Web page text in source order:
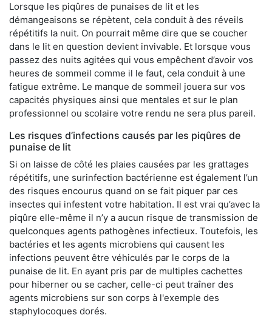
Lorsque les piqûres de punaises de lit et les
démangeaisons se répètent, cela conduit à des réveils
répétitifs la nuit. On pourrait même dire que se coucher
dans le lit en question devient invivable. Et lorsque vous
passez des nuits agitées qui vous empêchent d’avoir vos
heures de sommeil comme il le faut, cela conduit à une
fatigue extrême. Le manque de sommeil jouera sur vos
capacités physiques ainsi que mentales et sur le plan
professionnel ou scolaire votre rendu ne sera plus pareil.
Les risques d’infections causés par les piqûres de
punaise de lit
Si on laisse de côté les plaies causées par les grattages
répétitifs, une surinfection bactérienne est également l’un
des risques encourus quand on se fait piquer par ces
insectes qui infestent votre habitation. Il est vrai qu’avec la
piqûre elle-même il n’y a aucun risque de transmission de
quelconques agents pathogènes infectieux. Toutefois, les
bactéries et les agents microbiens qui causent les
infections peuvent être véhiculés par le corps de la
punaise de lit. En ayant pris par de multiples cachettes
pour hiberner ou se cacher, celle-ci peut traîner des
agents microbiens sur son corps à l'exemple des
staphylocoques dorés.